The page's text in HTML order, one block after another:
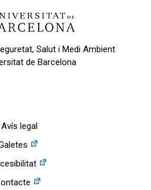
Salut i Medi Ambient
de Barcelona
Avís legal